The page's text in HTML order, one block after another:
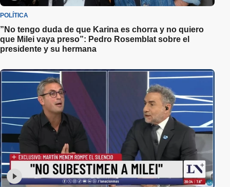
POLÍTICA
”No tengo duda de que Karina es chorra y no quiero
que Milei vaya preso”: Pedro Rosemblat sobre el
presidente y su hermana